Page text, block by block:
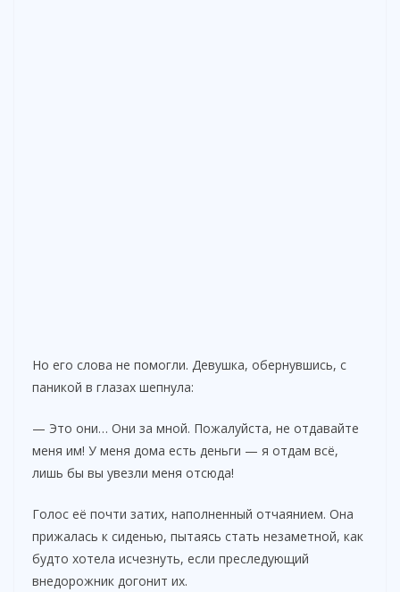
Но его слова не помогли. Девушка, обернувшись, с
паникой в глазах шепнула:
— Это они… Они за мной. Пожалуйста, не отдавайте
меня им! У меня дома есть деньги — я отдам всё,
лишь бы вы увезли меня отсюда!
Голос её почти затих, наполненный отчаянием. Она
прижалась к сиденью, пытаясь стать незаметной, как
будто хотела исчезнуть, если преследующий
внедорожник догонит их.